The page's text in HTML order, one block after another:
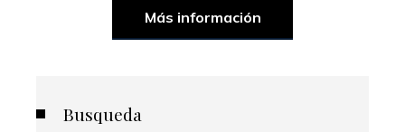
Más información
Busqueda